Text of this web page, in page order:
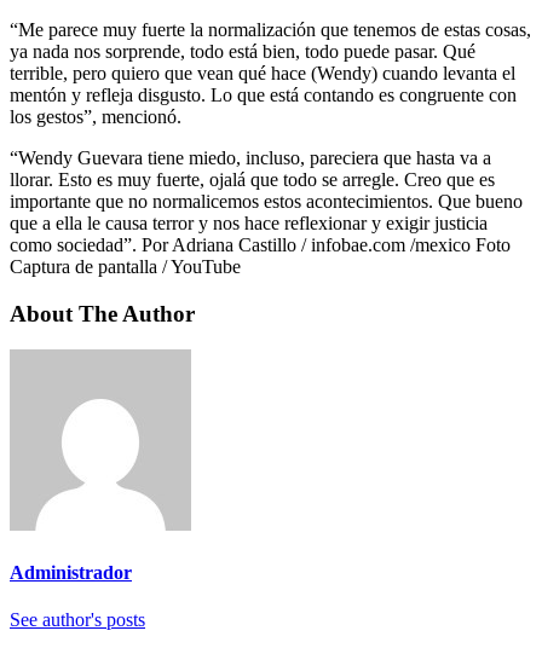
“Me parece muy fuerte la normalización que tenemos de estas cosas,
ya nada nos sorprende, todo está bien, todo puede pasar. Qué
terrible, pero quiero que vean qué hace (Wendy) cuando levanta el
mentón y refleja disgusto. Lo que está contando es congruente con
los gestos”, mencionó.
“Wendy Guevara tiene miedo, incluso, pareciera que hasta va a
llorar. Esto es muy fuerte, ojalá que todo se arregle. Creo que es
importante que no normalicemos estos acontecimientos. Que bueno
que a ella le causa terror y nos hace reflexionar y exigir justicia
como sociedad”. Por Adriana Castillo / infobae.com /mexico Foto
Captura de pantalla / YouTube
About The Author
Administrador
See author's posts